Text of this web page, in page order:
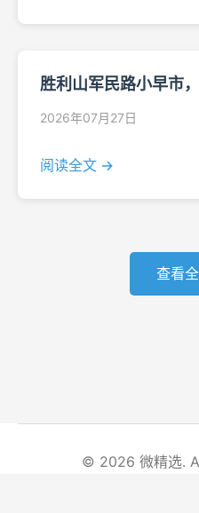
胜利山军民路小早市
2026年07月27日
阅读全文 →
查看
© 2026 微精选.